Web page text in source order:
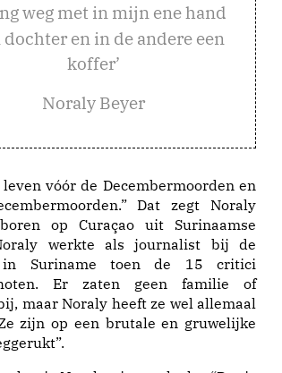
weg met in mijn ene hand
en in de andere een
koffer’
Noraly Beyer
leven vóór de Decembermoorden en
Dat zegt Noraly
op Curaçao uit Surinaamse
werkte als journalist bij de
in Suriname toen de 15 critici
Er zaten geen familie of
maar Noraly heeft ze wel allemaal
zijn op een brutale en gruwelijke